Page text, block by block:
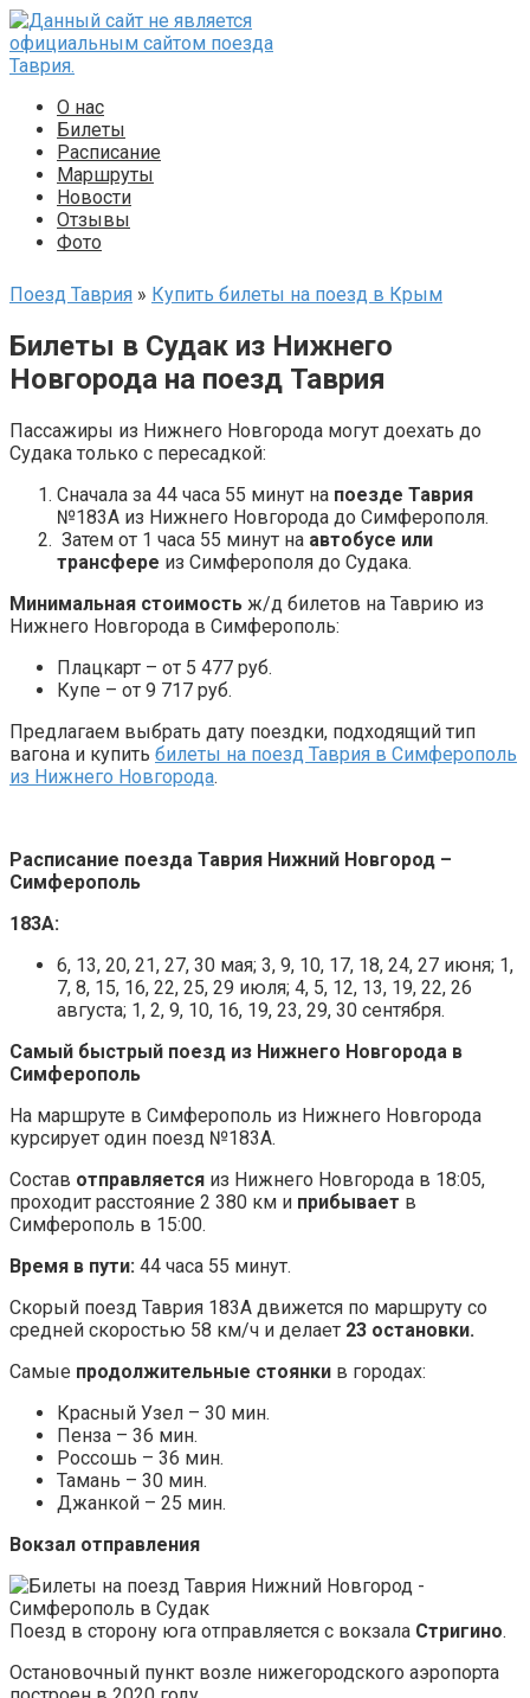
Перейти
к
контенту
О нас
Билеты
Расписание
Маршруты
Новости
Отзывы
Фото
Поезд Таврия » Купить билеты на поезд в Крым
Билеты в Судак из Нижнего
Новгорода на поезд Таврия
Пассажиры из Нижнего Новгорода могут доехать до
Судака только с пересадкой:
Сначала за 44 часа 55 минут на поезде Таврия
№183А из Нижнего Новгорода до Симферополя.
Затем от 1 часа 55 минут на автобусе или
трансфере из Симферополя до Судака.
Минимальная стоимость ж/д билетов на Таврию из
Нижнего Новгорода в Симферополь:
Плацкарт – от 5 477 руб.
Купе – от 9 717 руб.
Предлагаем выбрать дату поездки, подходящий тип
вагона и купить билеты на поезд Таврия в Симферополь
из Нижнего Новгорода.
Расписание поезда Таврия Нижний Новгород –
Симферополь
183А:
6, 13, 20, 21, 27, 30 мая; 3, 9, 10, 17, 18, 24, 27 июня; 1,
7, 8, 15, 16, 22, 25, 29 июля; 4, 5, 12, 13, 19, 22, 26
августа; 1, 2, 9, 10, 16, 19, 23, 29, 30 сентября.
Самый быстрый поезд из Нижнего Новгорода в
Симферополь
На маршруте в Симферополь из Нижнего Новгорода
курсирует один поезд №183А.
Состав отправляется из Нижнего Новгорода в 18:05,
проходит расстояние 2 380 км и прибывает в
Симферополь в 15:00.
Время в пути: 44 часа 55 минут.
Скорый поезд Таврия 183А движется по маршруту со
средней скоростью 58 км/ч и делает 23 остановки.
Самые продолжительные стоянки в городах:
Красный Узел – 30 мин.
Пенза – 36 мин.
Россошь – 36 мин.
Тамань – 30 мин.
Джанкой – 25 мин.
Вокзал отправления
Поезд в сторону юга отправляется с вокзала Стригино.
Остановочный пункт возле нижегородского аэропорта